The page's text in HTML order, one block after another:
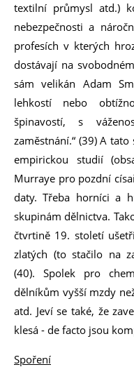
textilní průmysl atd.)
nebezpečnosti a
profesích v kterých
dostávají na
sám velikán Adam
lehkostí nebo
špinavostí, s
zaměstnání.“ (39) A
empirickou studií
Murraye pro pozdní
daty. Třeba horníci a
skupinám dělnictva.
čtvrtině 19. století
zlatých (to stačilo na
(40). Spolek pro
dělníkům vyšší mzdy
atd. Jeví se také, že
klesá - de facto jsou
Spoření